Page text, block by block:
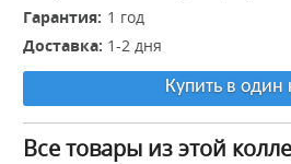
Гарантия: 1 год
Доставка: 1-2 дня
Купить в один
Все товары из этой